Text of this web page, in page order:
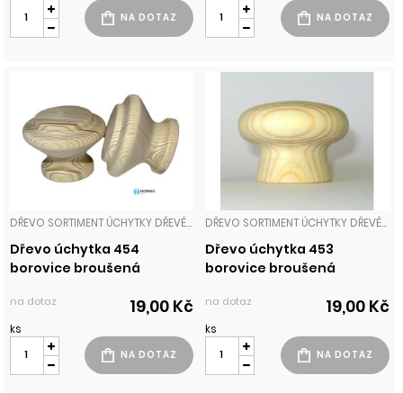
DŘEVO SORTIMENT ÚCHYTKY DŘEVĚNÉ
Dřevo úchytka 454
borovice broušená
na dotaz 19,00 Kč
ks
DŘEVO SORTIMENT ÚCHYTKY DŘEVĚNÉ
Dřevo úchytka 453
borovice broušená
na dotaz 19,00 Kč
ks